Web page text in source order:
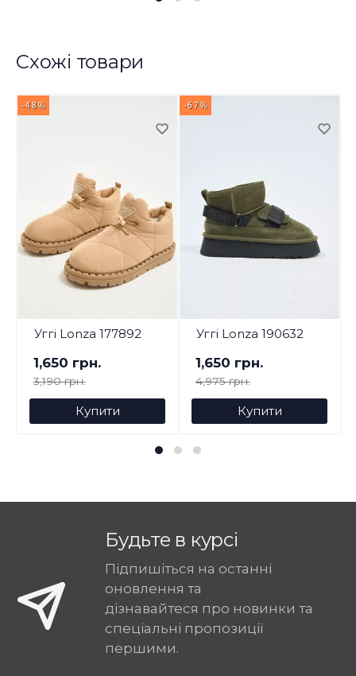
Схожі товари
-48%
Уггі Lonza 177892
1,650 грн.
3,190 грн.
Купити
-67%
Уггі Lonza 190632
1,650 грн.
4,975 грн.
Купити
Будьте в курсі
Підпишіться на останні
оновлення та
дізнавайтеся про новинки та
спеціальні пропозиції
першими.